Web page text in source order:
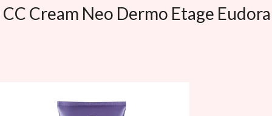
Cream Neo Dermo Etage Eudora